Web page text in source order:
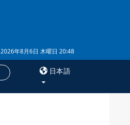
2026年8月6日 木曜日 20:48
日本語